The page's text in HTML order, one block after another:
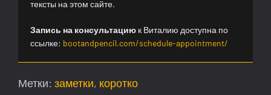
тексты на этом сайте.
Запись на консультацию к Виталию доступна по
ссылке: bootandpencil.com/schedule-appointment/
Метки: заметки, коротко